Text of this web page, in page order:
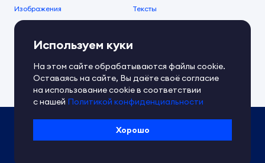
Изображения Тексты
О компании
О сервисе
Документы IPEX Справочный центр
Контакты Обратная связь
Политика IPEX по обработке ПД
Условия использования платформы
Используем куки
На этом сайте обрабатываются файлы cookie.
Оставаясь на сайте, Вы даёте своё согласие
на использование cookie в соответствии
с нашей Политикой конфиденциальности
Хорошо